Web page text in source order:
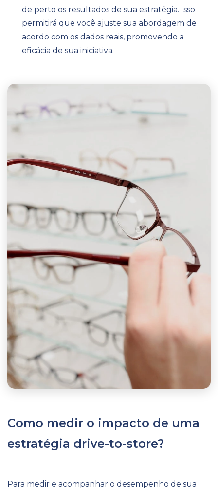
de perto os resultados de sua estratégia. Isso
permitirá que você ajuste sua abordagem de
acordo com os dados reais, promovendo a
eficácia de sua iniciativa.
Como medir o impacto de uma
estratégia drive-to-store?
Para medir e acompanhar o desempenho de sua